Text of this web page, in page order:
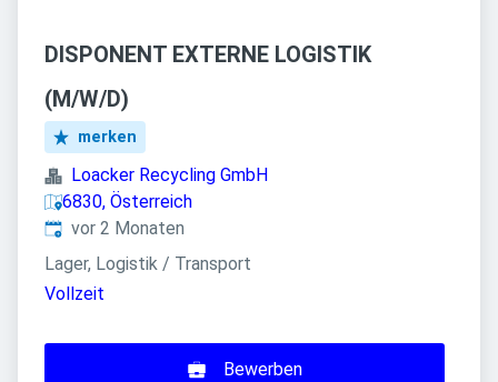
DISPONENT EXTERNE LOGISTIK
(M/W/D)
merken
Loacker Recycling GmbH
6830, Österreich
Veröffentlicht:
vor 2 Monaten
Lager, Logistik / Transport
Vollzeit
Bewerben